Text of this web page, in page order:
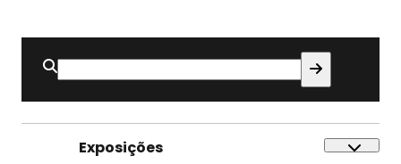
Buscar
por:
Exposições